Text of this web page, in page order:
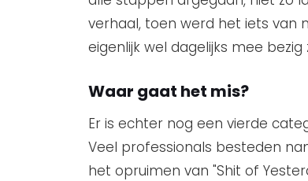
verhaal, toen werd het iets van
eigenlijk wel dagelijks mee
Waar gaat het mis?
Er is echter nog een vierde
Veel professionals besteden
het opruimen van "Shit of